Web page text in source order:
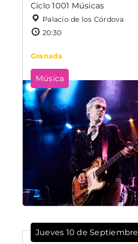
Ciclo 1001 Músicas
Palacio de los Córdova
20:30
Granada
Música
Jueves 10 de Septiembre